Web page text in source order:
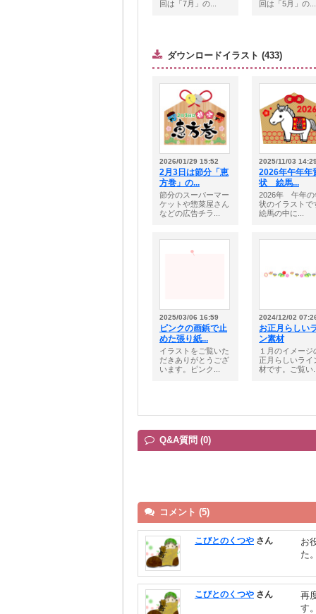
回は「7月」の...
回は「5月」の...
ダウンロードイラスト (433)
2026/01/29 15:52
2月3日は節分「恵
方巻」の...
節分のスーパーマー
ケットや惣菜屋さん
などの広告チラ...
2025/11/03
2026年午年年
状 絵馬...
2026年 午年の
状のイラストで
絵馬の中に...
2025/03/06 16:59
ピンクの画鋲で止
めた張り紙...
イラストをご覧いた
だきありがとうござ
います。ピンク...
2024/12/02
お正月らしい
ン素材
１月のイメージ
正月らしいライ
材です。ご覧い
Q&A質問 (0)
コメント (5)
こびとのくつや さん
お
た
こびとのくつや さん
再
す